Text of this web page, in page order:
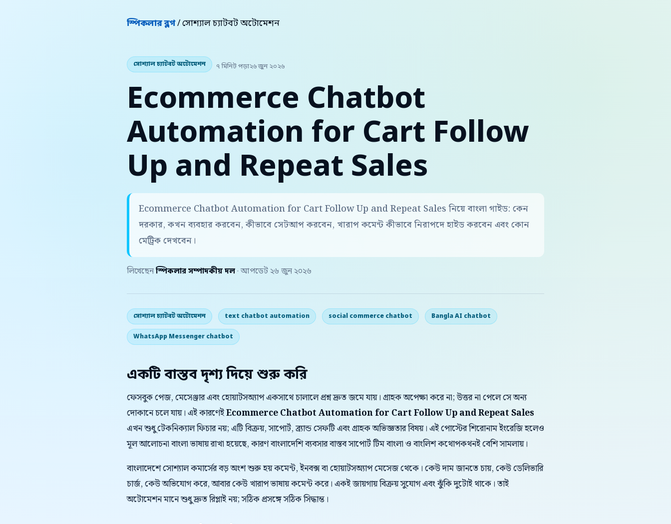
স্পিকলার ব্লগ/ সোশ্যাল চ্যাটবট অটোমেশন
সোশ্যাল চ্যাটবট অটোমেশন ৭ মিনিট পড়া২৬ জুন ২০২৬
Ecommerce Chatbot
Automation for Cart Follow
Up and Repeat Sales
Ecommerce Chatbot Automation for Cart Follow Up and Repeat Sales নিয়ে বাংলা গাইড: কেন
দরকার, কখন ব্যবহার করবেন, কীভাবে সেটআপ করবেন, খারাপ কমেন্ট কীভাবে নিরাপদে হাইড করবেন এবং কোন
মেট্রিক দেখবেন।
লিখেছেন স্পিকলার সম্পাদকীয় দল · আপডেট ২৬ জুন ২০২৬
সোশ্যাল চ্যাটবট অটোমেশন text chatbot automation social commerce chatbot Bangla AI chatbot
WhatsApp Messenger chatbot
একটি বাস্তব দৃশ্য দিয়ে শুরু করি
ফেসবুক পেজ, মেসেঞ্জার এবং হোয়াটসঅ্যাপ একসাথে চালালে প্রশ্ন দ্রুত জমে যায়। গ্রাহক অপেক্ষা করে না; উত্তর না পেলে সে অন্য
দোকানে চলে যায়। এই কারণেইEcommerce Chatbot Automation for Cart Follow Up and Repeat Sales
এখন শুধু টেকনিক্যাল ফিচার নয়; এটি বিক্রয়, সাপোর্ট, ব্র্যান্ড সেফটি এবং গ্রাহক অভিজ্ঞতার বিষয়। এই পোস্টের শিরোনাম ইংরেজি হলেও
মূল আলোচনা বাংলা ভাষায় রাখা হয়েছে, কারণ বাংলাদেশি ব্যবসার বাস্তব সাপোর্ট টিম বাংলা ও বাংলিশ কথোপকথনই বেশি সামলায়।
বাংলাদেশে সোশ্যাল কমার্সের বড় অংশ শুরু হয় কমেন্ট, ইনবক্স বা হোয়াটসঅ্যাপ মেসেজ থেকে। কেউ দাম জানতে চায়, কেউ ডেলিভারি
চার্জ, কেউ অভিযোগ করে, আবার কেউ খারাপ ভাষায় কমেন্ট করে। একই জায়গায় বিক্রয় সুযোগ এবং ঝুঁকি দুটোই থাকে। তাই
অটোমেশন মানে শুধু দ্রুত রিপ্লাই নয়; সঠিক প্রসঙ্গে সঠিক সিদ্ধান্ত।